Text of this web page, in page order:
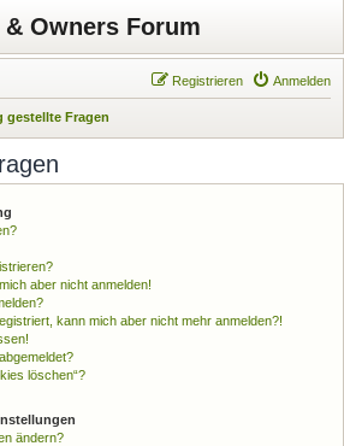
& Owners Forum
Anmelden
Registrieren
gestellte Fragen
aber nicht anmelden!
kann mich aber nicht mehr anmelden?!
löschen“?
ändern?